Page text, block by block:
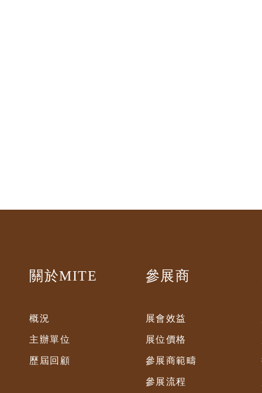
關於MITE
概況
主辦單位
歷屆回顧
參展商
展會效益
展位價格
參展商範疇
參展流程